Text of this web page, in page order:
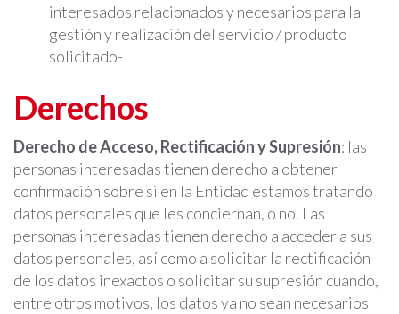
interesados relacionados y necesarios para la
gestión y realización del servicio / producto
solicitado-
Derechos
Derecho de Acceso, Rectificación y Supresión: las
personas interesadas tienen derecho a obtener
confirmación sobre si en la Entidad estamos tratando
datos personales que les conciernan, o no. Las
personas interesadas tienen derecho a acceder a sus
datos personales, así como a solicitar la rectificación
de los datos inexactos o solicitar su supresión cuando,
entre otros motivos, los datos ya no sean necesarios